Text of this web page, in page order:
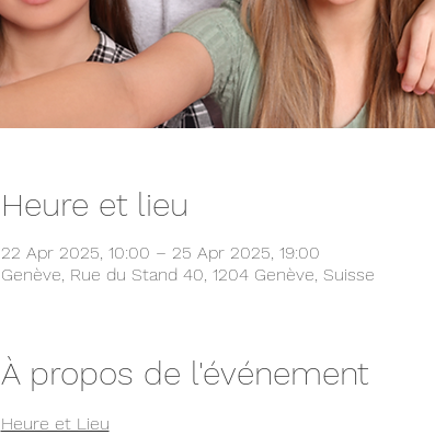
Heure et lieu
22 Apr 2025, 10:00 – 25 Apr 2025, 19:00
Genève, Rue du Stand 40, 1204 Genève, Suisse
À propos de l'événement
Heure et Lieu